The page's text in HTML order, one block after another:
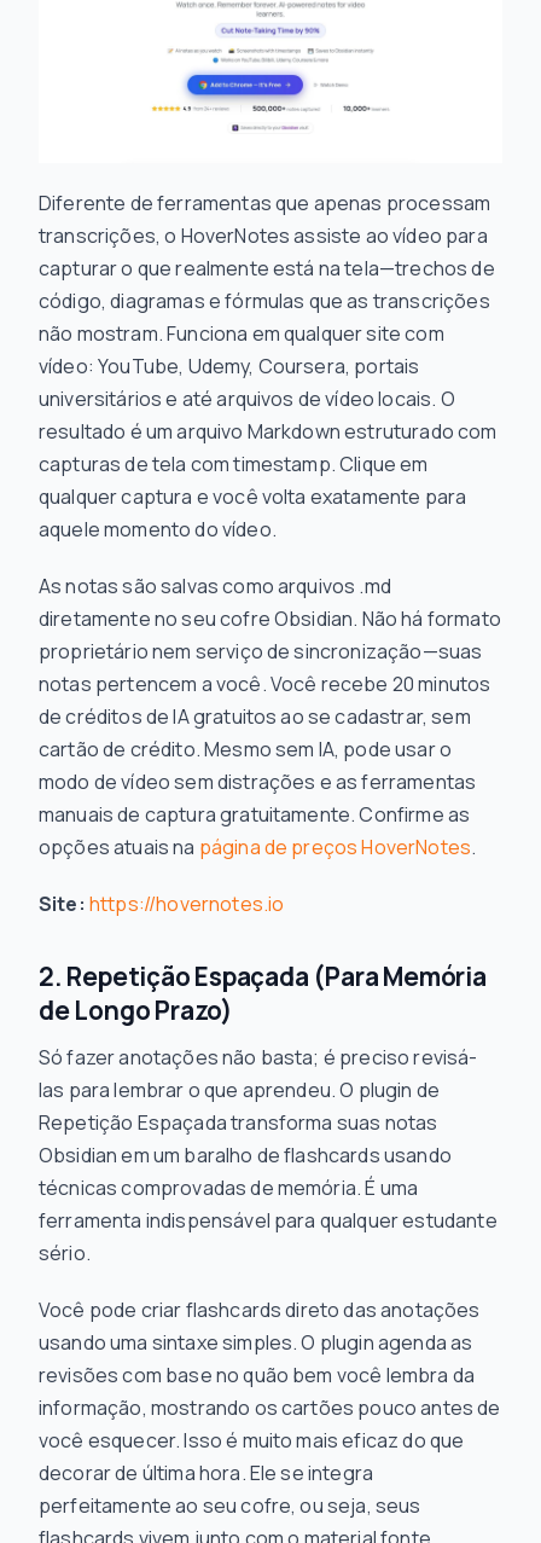
Diferente de ferramentas que apenas processam
transcrições, o HoverNotes assiste ao vídeo para
capturar o que realmente está na tela—trechos de
código, diagramas e fórmulas que as transcrições
não mostram. Funciona em qualquer site com
vídeo: YouTube, Udemy, Coursera, portais
universitários e até arquivos de vídeo locais. O
resultado é um arquivo Markdown estruturado com
capturas de tela com timestamp. Clique em
qualquer captura e você volta exatamente para
aquele momento do vídeo.
As notas são salvas como arquivos .md
diretamente no seu cofre Obsidian. Não há formato
proprietário nem serviço de sincronização—suas
notas pertencem a você. Você recebe 20 minutos
de créditos de IA gratuitos ao se cadastrar, sem
cartão de crédito. Mesmo sem IA, pode usar o
modo de vídeo sem distrações e as ferramentas
manuais de captura gratuitamente. Confirme as
opções atuais na página de preços HoverNotes.
Site: https://hovernotes.io
2. Repetição Espaçada (Para Memória
de Longo Prazo)
Só fazer anotações não basta; é preciso revisá-
las para lembrar o que aprendeu. O plugin de
Repetição Espaçada transforma suas notas
Obsidian em um baralho de flashcards usando
técnicas comprovadas de memória. É uma
ferramenta indispensável para qualquer estudante
sério.
Você pode criar flashcards direto das anotações
usando uma sintaxe simples. O plugin agenda as
revisões com base no quão bem você lembra da
informação, mostrando os cartões pouco antes de
você esquecer. Isso é muito mais eficaz do que
decorar de última hora. Ele se integra
perfeitamente ao seu cofre, ou seja, seus